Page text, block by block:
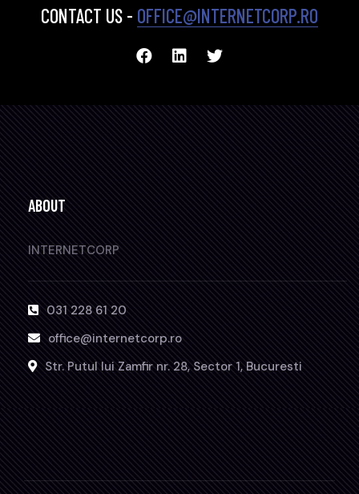
CONTACT US - OFFICE@INTERNETCORP.RO
ABOUT
INTERNETCORP
031 228 61 20
office@internetcorp.ro
Str. Putul lui Zamfir nr. 28, Sector 1, Bucuresti